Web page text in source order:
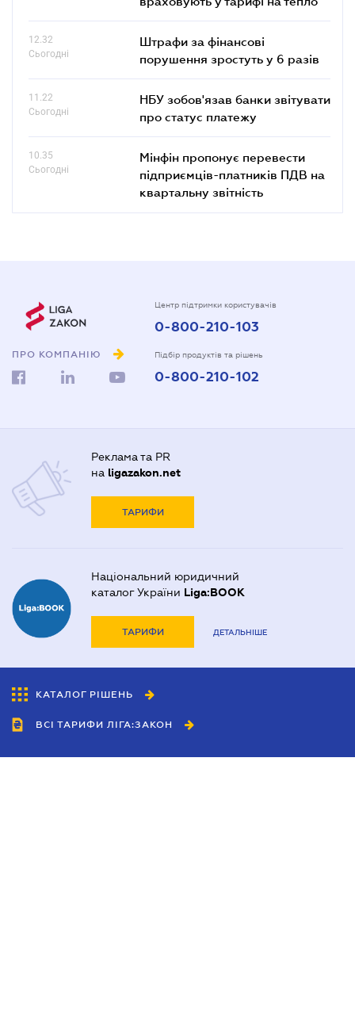
12.32
Сьогодні
Штрафи за фінансові
порушення зростуть у 6 разів
11.22
Сьогодні
НБУ зобов'язав банки звітувати
про статус платежу
10.35
Сьогодні
Мінфін пропонує перевести
підприємців-платників ПДВ на
квартальну звітність
ПРО КОМПАНІЮ
Центр підтримки користувачів
0-800-210-103
Підбір продуктів та рішень
0-800-210-102
Реклама та PR
на ligazakon.net
ТАРИФИ
Національний юридичний
каталог України Liga:BOOK
ТАРИФИ ДЕТАЛЬНІШЕ
КАТАЛОГ РІШЕНЬ
ВСІ ТАРИФИ ЛІГА:ЗАКОН